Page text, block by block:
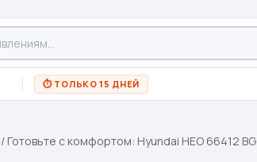
⏱ ТОЛЬКО 15 ДНЕЙ
/ Готовьте с комфортом: Hyundai HEO 66412 BG